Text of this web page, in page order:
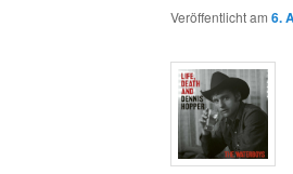
Veröffentlicht am 6.